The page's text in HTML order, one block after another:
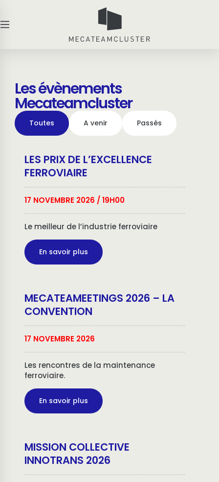
Les évènements
Mecateamcluster
Toutes A venir Passés
LES PRIX DE L’EXCELLENCE
FERROVIAIRE
17 NOVEMBRE 2026 / 19H00
Le meilleur de l’industrie ferroviaire
En savoir plus
MECATEAMEETINGS 2026 – LA
CONVENTION
17 NOVEMBRE 2026
Les rencontres de la maintenance
ferroviaire.
En savoir plus
MISSION COLLECTIVE
INNOTRANS 2026